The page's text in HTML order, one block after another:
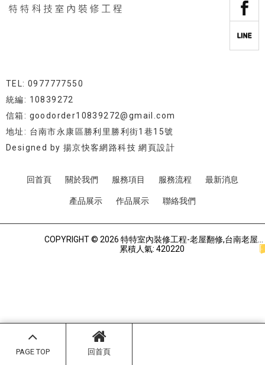
PAGE TOP 回首頁
TEL: 0977777550
統編: 10839272
信箱: goodorder10839272@gmail.com
地址: 台南市永康區勝利里勝利街1巷15號
Designed by 揚京快客網路科技 網頁設計
回首頁 關於我們 服務項目 服務流程 最新消息
產品展示 作品展示 聯絡我們
累積人氣: 420220